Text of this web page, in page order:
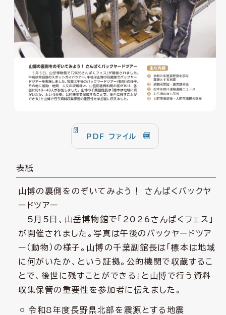
PDF ファイル
表紙
山博の裏側をのぞいてみよう！ さんぱくバックヤ
ードツアー
5月5日、山岳博物館で「2026さんぱくフェス」
が開催されました。写真は午後のバックヤードツア
ー（動物）の様子。山博の千葉副館長は「標本は地域
に何がいたか、という証拠。公的機関で収蔵するこ
とで、後世に残すことができる」と山博で行う資料
収集保管の重要性を参加者に伝えました。
令和8年度長野県北部を震源とする地震